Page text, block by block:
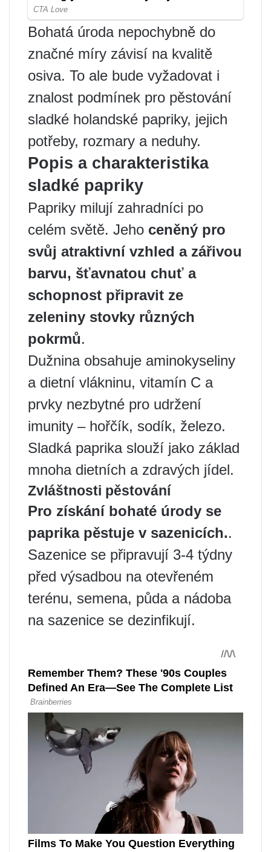
Bohatá úroda nepochybně do
značné míry závisí na kvalitě
osiva. To ale bude vyžadovat i
znalost podmínek pro pěstování
sladké holandské papriky, jejich
potřeby, rozmary a neduhy.
Popis a charakteristika
sladké papriky
Papriky milují zahradníci po
celém světě. Jeho ceněný pro
svůj atraktivní vzhled a zářivou
barvu, šťavnatou chuť a
schopnost připravit ze
zeleniny stovky různých
pokrmů.
Dužnina obsahuje aminokyseliny
a dietní vlákninu, vitamín C a
prvky nezbytné pro udržení
imunity – hořčík, sodík, železo.
Sladká paprika slouží jako základ
mnoha dietních a zdravých jídel.
Zvláštnosti pěstování
Pro získání bohaté úrody se
paprika pěstuje v sazenicích..
Sazenice se připravují 3-4 týdny
před výsadbou na otevřeném
terénu, semena, půda a nádoba
na sazenice se dezinfikují.